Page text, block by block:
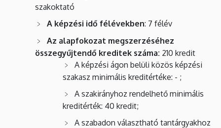
szakoktató
A képzési idő félévekben: 7 félév
Az alapfokozat megszerzéséhez
összegyűjtendő kreditek száma: 210 kredit
A képzési ágon belüli közös képzési
szakasz minimális kreditértéke: - ;
A szakirányhoz rendelhető minimális
kreditérték: 40 kredit;
A szabadon választható tantárgyakhoz